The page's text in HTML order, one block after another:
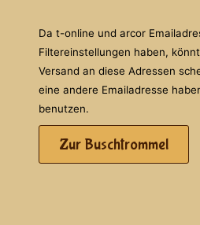
Da t-online und arcor
Filtereinstellungen haben,
Versand an diese Adressen
eine andere Emailadresse
benutzen.
Zur Buschtrommel